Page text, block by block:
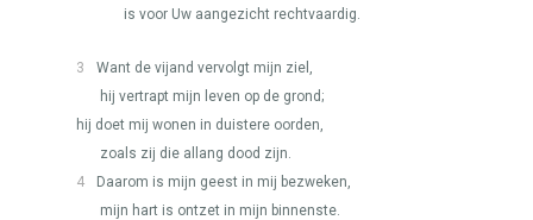
is voor Uw aangezicht rechtvaardig.
3
Want de vijand vervolgt mijn ziel,
hij vertrapt mijn leven op de grond;
hij doet mij wonen in duistere oorden,
zoals zij die allang dood zijn.
4
Daarom is mijn geest in mij bezweken,
mijn hart is ontzet in mijn binnenste.